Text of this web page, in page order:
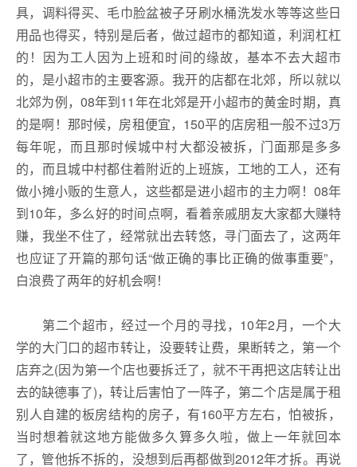
具，调料得买、毛巾脸盆被子牙刷水桶洗发水等等这些日
用品也得买，特别是后者，做过超市的都知道，利润杠杠
的！因为工人因为上班和时间的缘故，基本不去大超市
的，是小超市的主要客源。我开的店都在北郊，所以就以
北郊为例，08年到11年在北郊是开小超市的黄金时期，真
的是啊！那时候，房租便宜，150平的店房租一般不过3万
每年呢，而且那时候城中村大都没被拆，门面那是多多
的，而且城中村都住着附近的上班族，工地的工人，还有
做小摊小贩的生意人，这些都是进小超市的主力啊！08年
到10年，多么好的时间点啊，看着亲戚朋友大家都大赚特
赚，我坐不住了，经常就出去转悠，寻门面去了，这两年
也应证了开篇的那句话“做正确的事比正确的做事重要”，
白浪费了两年的好机会啊！
第二个超市，经过一个月的寻找，10年2月，一个大
学的大门口的超市转让，没要转让费，果断转之，第一个
店弃之(因为第一个店也要拆迁了，就不干再把这店转让出
去的缺德事了)，转让后害怕了一阵子，第二个店是属于租
别人自建的板房结构的房子，有160平方左右，怕被拆，
当时想着就这地方能做多久算多久啦，做上一年就回本
了，管他拆不拆的，没想到后再都做到2012年才拆。再说